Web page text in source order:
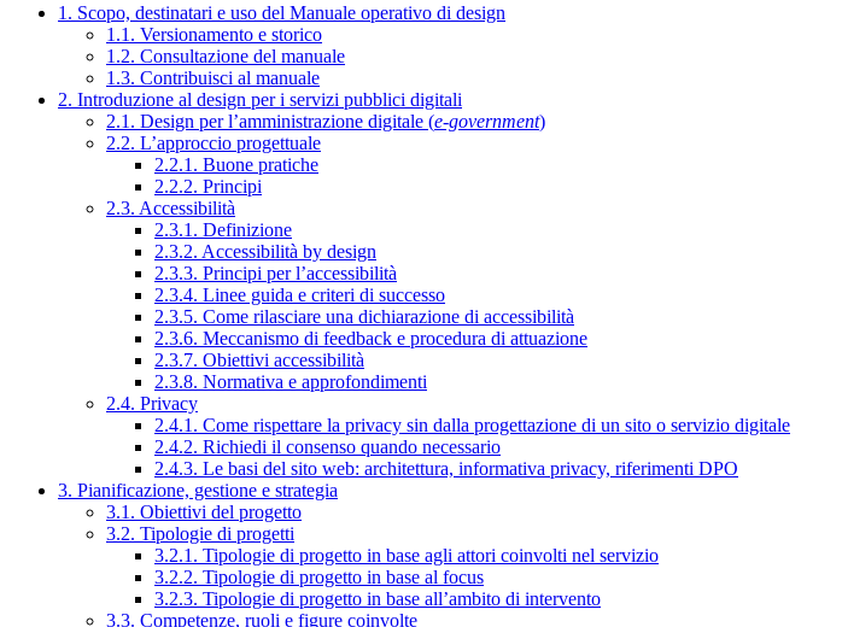
1. Scopo, destinatari e uso del Manuale operativo di design
1.1. Versionamento e storico
1.2. Consultazione del manuale
1.3. Contribuisci al manuale
2. Introduzione al design per i servizi pubblici digitali
2.1. Design per l’amministrazione digitale (e-government)
2.2. L’approccio progettuale
2.2.1. Buone pratiche
2.2.2. Principi
2.3. Accessibilità
2.3.1. Definizione
2.3.2. Accessibilità by design
2.3.3. Principi per l’accessibilità
2.3.4. Linee guida e criteri di successo
2.3.5. Come rilasciare una dichiarazione di accessibilità
2.3.6. Meccanismo di feedback e procedura di attuazione
2.3.7. Obiettivi accessibilità
2.3.8. Normativa e approfondimenti
2.4. Privacy
2.4.1. Come rispettare la privacy sin dalla progettazione di un sito o servizio digitale
2.4.2. Richiedi il consenso quando necessario
2.4.3. Le basi del sito web: architettura, informativa privacy, riferimenti DPO
3. Pianificazione, gestione e strategia
3.1. Obiettivi del progetto
3.2. Tipologie di progetti
3.2.1. Tipologie di progetto in base agli attori coinvolti nel servizio
3.2.2. Tipologie di progetto in base al focus
3.2.3. Tipologie di progetto in base all’ambito di intervento
3.3. Competenze, ruoli e figure coinvolte